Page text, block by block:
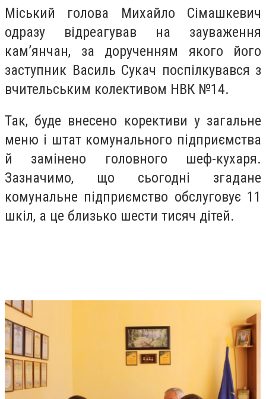
Міський голова Михайло Сімашкевич
одразу відреагував на зауваження
кам’янчан, за дорученням якого його
заступник Василь Сукач поспілкувався з
вчительським колективом НВК №14.
Так, буде внесено корективи у загальне
меню і штат комунального підприємства
й замінено головного шеф-кухаря.
Зазначимо, що сьогодні згадане
комунальне підприємство обслуговує 11
шкіл, а це близько шести тисяч дітей.